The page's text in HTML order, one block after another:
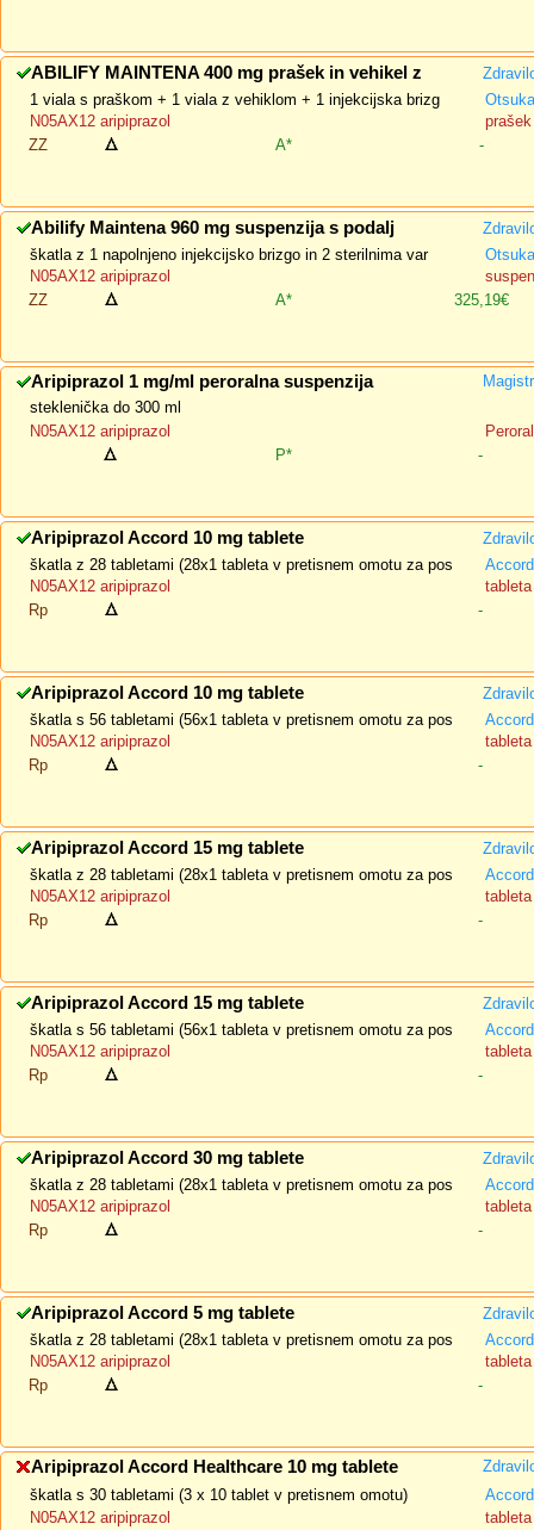
ABILIFY MAINTENA 400 mg prašek in vehikel z
1 viala s praškom + 1 viala z vehiklom + 1 injekcijska brizg
N05AX12 aripiprazol
ZZ
A* -
Abilify Maintena 960 mg suspenzija s podalj
škatla z 1 napolnjeno injekcijsko brizgo in 2 sterilnima var
N05AX12 aripiprazol
ZZ
A* 325,19€
Aripiprazol 1 mg/ml peroralna suspenzija
steklenička do 300 ml
N05AX12 aripiprazol
P*
-
Aripiprazol Accord 10 mg tablete
škatla z 28 tabletami (28x1 tableta v pretisnem omotu za pos
N05AX12 aripiprazol
tableta
Rp
-
Aripiprazol Accord 10 mg tablete
škatla s 56 tabletami (56x1 tableta v pretisnem omotu za pos
N05AX12 aripiprazol
tableta
Rp
-
Aripiprazol Accord 15 mg tablete
škatla z 28 tabletami (28x1 tableta v pretisnem omotu za pos
N05AX12 aripiprazol
tableta
Rp
-
Aripiprazol Accord 15 mg tablete
škatla s 56 tabletami (56x1 tableta v pretisnem omotu za pos
N05AX12 aripiprazol
tableta
Rp
-
Aripiprazol Accord 30 mg tablete
škatla z 28 tabletami (28x1 tableta v pretisnem omotu za pos
N05AX12 aripiprazol
tableta
Rp
-
Aripiprazol Accord 5 mg tablete
škatla z 28 tabletami (28x1 tableta v pretisnem omotu za pos
N05AX12 aripiprazol
tableta
Rp
-
Aripiprazol Accord Healthcare 10 mg tablete
škatla s 30 tabletami (3 x 10 tablet v pretisnem omotu)
N05AX12 aripiprazol
tableta